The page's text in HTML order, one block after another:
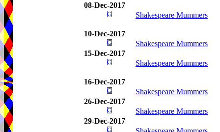
08-Dec-2017
Shakespeare Mummers
10-Dec-2017
Shakespeare Mummers
15-Dec-2017
Shakespeare Mummers
16-Dec-2017
Shakespeare Mummers
26-Dec-2017
Shakespeare Mummers
29-Dec-2017